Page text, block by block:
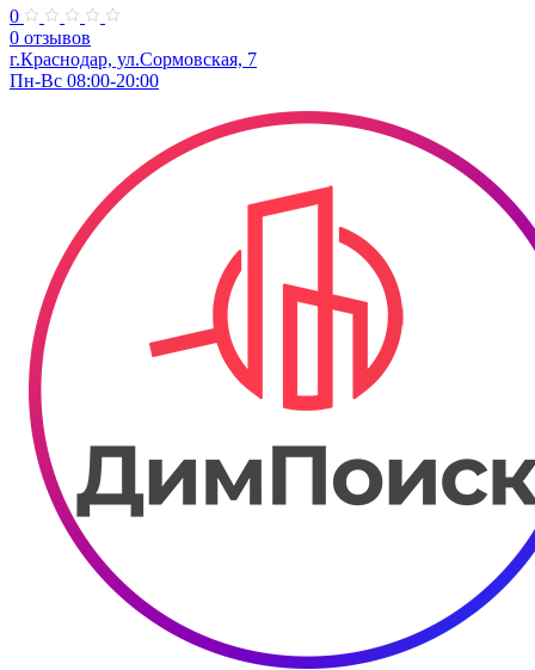
0
0 отзывов
г.Краснодар, ул.Сормовская, 7
Пн-Вс 08:00-20:00